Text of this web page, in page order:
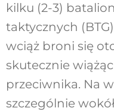
kilku (2-3)
taktycznych
wciąż broni się
skutecznie
przeciwnika. Na
szczególnie